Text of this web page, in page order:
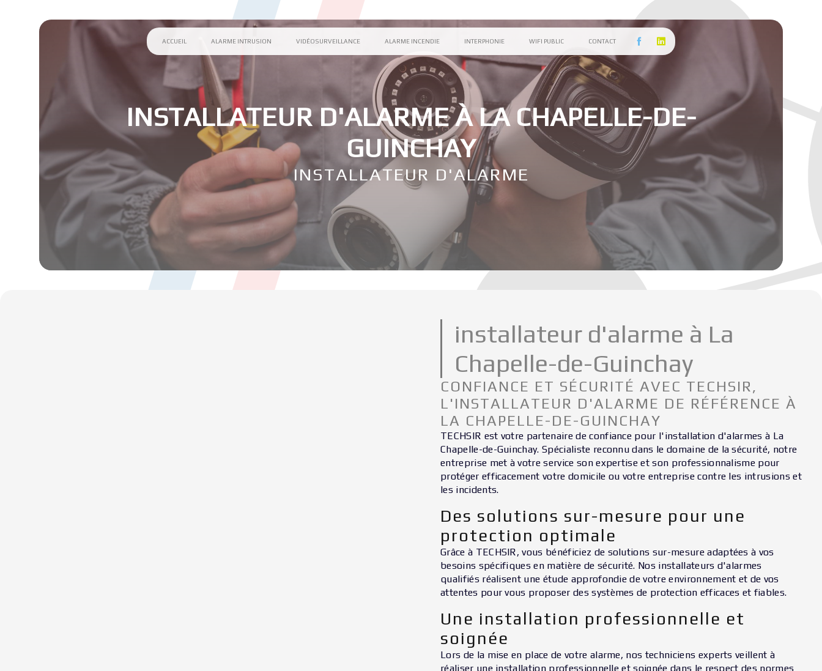
ACCUEIL ALARME INTRUSION VIDÉOSURVEILLANCE ALARME INCENDIE INTERPHONIE WIFI PUBLIC CONTACT
INSTALLATEUR D'ALARME À LA CHAPELLE-DE-
GUINCHAY
INSTALLATEUR D'ALARME
installateur d'alarme à La
Chapelle-de-Guinchay
CONFIANCE ET SÉCURITÉ AVEC TECHSIR,
L'INSTALLATEUR D'ALARME DE RÉFÉRENCE À
LA CHAPELLE-DE-GUINCHAY
TECHSIR est votre partenaire de confiance pour l'installation d'alarmes à La
Chapelle-de-Guinchay. Spécialiste reconnu dans le domaine de la sécurité, notre
entreprise met à votre service son expertise et son professionnalisme pour
protéger efficacement votre domicile ou votre entreprise contre les intrusions et
les incidents.
Des solutions sur-mesure pour une
protection optimale
Grâce à TECHSIR, vous bénéficiez de solutions sur-mesure adaptées à vos
besoins spécifiques en matière de sécurité. Nos installateurs d'alarmes
qualifiés réalisent une étude approfondie de votre environnement et de vos
attentes pour vous proposer des systèmes de protection efficaces et fiables.
Une installation professionnelle et
soignée
Lors de la mise en place de votre alarme, nos techniciens experts veillent à
réaliser une installation professionnelle et soignée dans le respect des normes